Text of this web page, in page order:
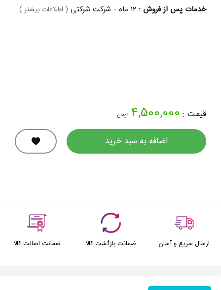
خدمات پس از فروش : ۱۲ ماه - شرکت شرکتی ( اطلاعات بیشتر )
قیمت : 4,500,000 تومان
اضافه به سبد خرید
ارسال سریع و آسان ضمانت بازگشت کالا ضمانت اصالت کالا